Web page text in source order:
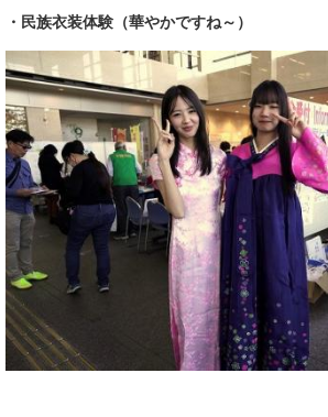
​・民族衣装体験（華やかですね～）